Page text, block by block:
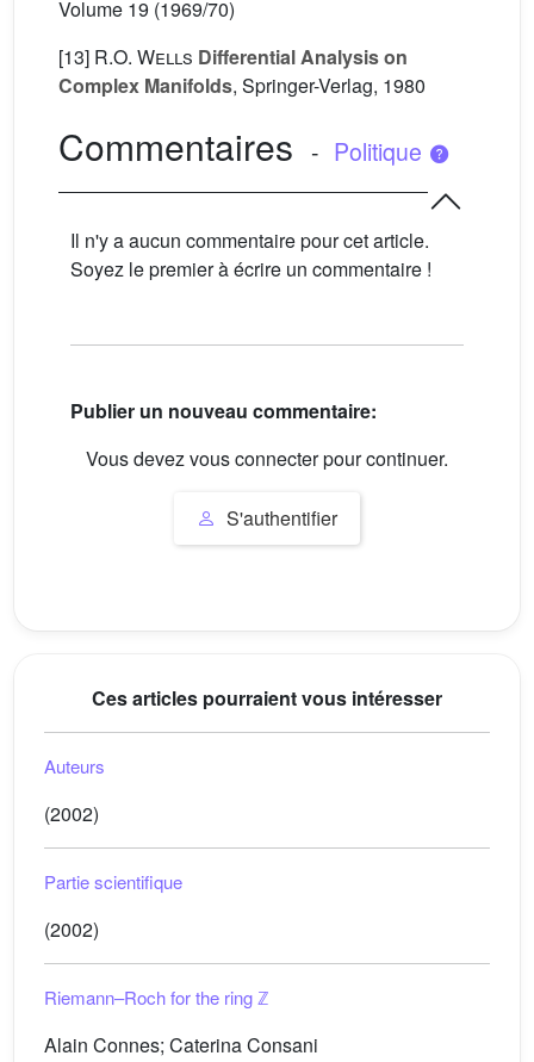
Volume 19 (1969/70)
[13] R.O. Wells Differential Analysis on
Complex Manifolds, Springer-Verlag, 1980
Commentaires - Politique
Il n'y a aucun commentaire pour cet article.
Soyez le premier à écrire un commentaire !
Publier un nouveau commentaire:
Vous devez vous connecter pour continuer.
S'authentifier
Ces articles pourraient vous intéresser
Auteurs
(2002)
Partie scientifique
(2002)
Riemann–Roch for the ring ℤ
Alain Connes; Caterina Consani